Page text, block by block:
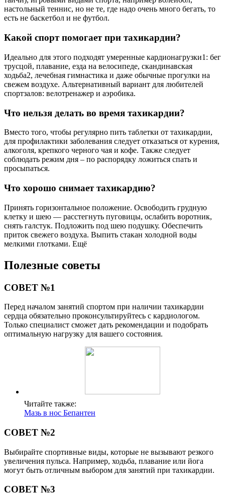
настольный теннис, но не те, где надо очень много бегать, то
есть не баскетбол и не футбол.
Какой спорт помогает при тахикардии?
Идеально для этого подходят умеренные кардионагрузки1: бег
трусцой, плавание, езда на велосипеде, скандинавская
ходьба2, лечебная гимнастика и даже обычные прогулки на
свежем воздухе. Альтернативный вариант для любителей
спортзалов: велотренажер и аэробика.
Что нельзя делать во время тахикардии?
Вместо того, чтобы регулярно пить таблетки от тахикардии,
для профилактики заболевания следует отказаться от курения,
алкоголя, крепкого черного чая и кофе. Также следует
соблюдать режим дня – по распорядку ложиться спать и
просыпаться.
Что хорошо снимает тахикардию?
Принять горизонтальное положение. Освободить грудную
клетку и шею — расстегнуть пуговицы, ослабить воротник,
снять галстук. Подложить под шею подушку. Обеспечить
приток свежего воздуха. Выпить стакан холодной воды
мелкими глотками. Ещё
Полезные советы
СОВЕТ №1
Перед началом занятий спортом при наличии тахикардии
сердца обязательно проконсультируйтесь с кардиологом.
Только специалист сможет дать рекомендации и подобрать
оптимальную нагрузку для вашего состояния.
Читайте также:
Мазь в нос Бепантен
СОВЕТ №2
Выбирайте спортивные виды, которые не вызывают резкого
увеличения пульса. Например, ходьба, плавание или йога
могут быть отличным выбором для занятий при тахикардии.
СОВЕТ №3